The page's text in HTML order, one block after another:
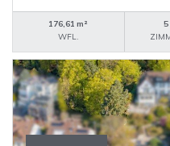
176,61 m²
WFL.
5